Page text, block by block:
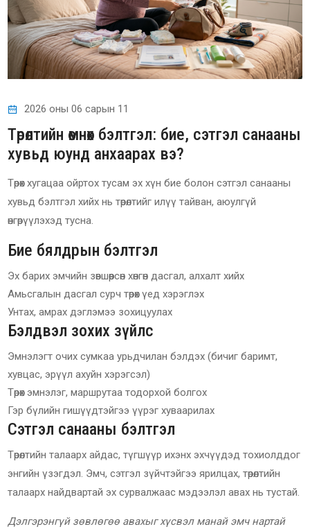
2026 оны 06 сарын 11
Төрөлтийн өмнөх бэлтгэл: бие, сэтгэл санааны
хувьд юунд анхаарах вэ?
Төрөх хугацаа ойртох тусам эх хүн бие болон сэтгэл санааны
хувьд бэлтгэл хийх нь төрөлтийг илүү тайван, аюулгүй
өнгөрүүлэхэд тусна.
Бие бялдрын бэлтгэл
Эх барих эмчийн зөвшөөрсөн хөнгөн дасгал, алхалт хийх
Амьсгалын дасгал сурч төрөх үед хэрэглэх
Унтах, амрах дэглэмээ зохицуулах
Бэлдвэл зохих зүйлс
Эмнэлэгт очих сумкаа урьдчилан бэлдэх (бичиг баримт,
хувцас, эрүүл ахуйн хэрэгсэл)
Төрөх эмнэлэг, маршрутаа тодорхой болгох
Гэр бүлийн гишүүдтэйгээ үүрэг хуваарилах
Сэтгэл санааны бэлтгэл
Төрөлтийн талаарх айдас, түгшүүр ихэнх эхчүүдэд тохиолддог
энгийн үзэгдэл. Эмч, сэтгэл зүйчтэйгээ ярилцах, төрөлтийн
талаарх найдвартай эх сурвалжаас мэдээлэл авах нь тустай.
Дэлгэрэнгүй зөвлөгөө авахыг хүсвэл манай эмч нартай